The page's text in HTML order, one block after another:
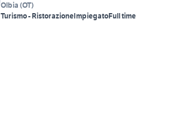
Olbia (OT)
Turismo - RistorazioneImpiegatoFull time